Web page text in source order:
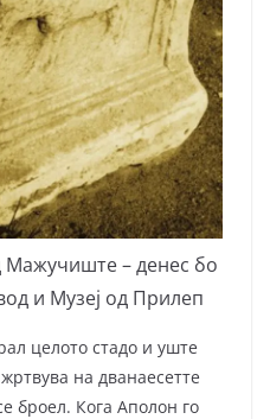
Мажучиште – денес бо
и Музеј од Прилеп
целото стадо и уште
на дванаесетте
броел. Кога Аполон го